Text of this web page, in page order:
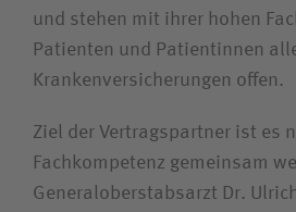
und stehen mit ihrer hohen
Patienten und Patientinnen
Krankenversicherungen offen.
Ziel der Vertragspartner ist es
Fachkompetenz gemeinsam
Generaloberstabsarzt Dr.